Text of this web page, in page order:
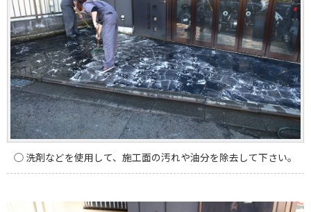
◯ 洗剤などを使用して、施工面の汚れや油分を除去して下さい。